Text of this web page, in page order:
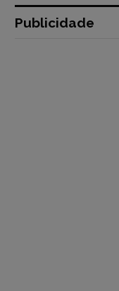
Publicidade